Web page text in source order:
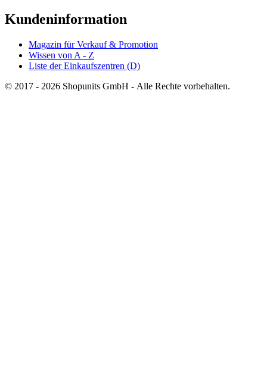
Kundeninformation
Magazin für Verkauf & Promotion
Wissen von A - Z
Liste der Einkaufszentren (D)
© 2017 - 2026 Shopunits GmbH - Alle Rechte vorbehalten.